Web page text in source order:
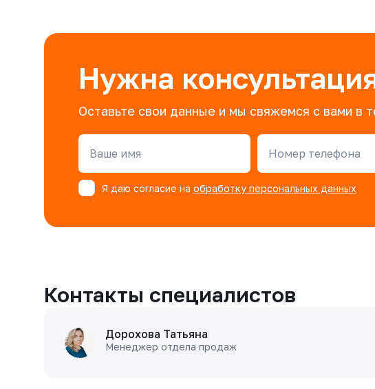
Нужна
Оставьте свои данные и мы свяжемся с вами в
Ваше имя Номер телефона
Я даю согласие на обработку персональных данных
Контакты специалистов
Дорохова Татьяна
Менеджер отдела продаж